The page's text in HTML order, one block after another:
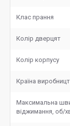
Клас прання
Колір дверцят
Колір корпусу
Країна
Максимальна
віджимання, об/